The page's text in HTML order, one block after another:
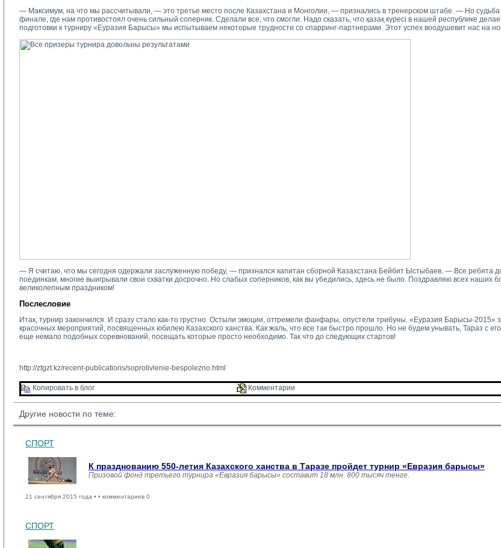
— Максимум, на что мы рассчитывали, — это третье место после Казахстана и Монголии, — признались в тренерском штабе. — Но судьба
финале, где нам противостоял очень сильный соперник. Сделали все, что смогли. Надо сказать, что қазақ күресі в нашей республике
подготовки к турниру «Еуразия Барысы» мы испытываем некоторые трудности со спарринг-партнерами. Этот успех воодушевит нас на
— Я считаю, что мы сегодня одержали заслуженную победу, — признался капитан сборной Казахстана Бейбит Ыстыбаев. — Все ребята
поединкам, многие выигрывали свои схватки досрочно. Но слабых соперников, как вы убедились, здесь не было. Поздравляю всех наших
великолепным праздником!
Послесловие
Итак, турнир закончился. И сразу стало как-то грустно. Остыли эмоции, отгремели фанфары, опустели трибуны. «Еуразия Барысы-2015»
красочных мероприятий, посвященных юбилею Казахского ханства. Как жаль, что все так быстро прошло. Но не будем унывать, Тараз с
еще немало подобных соревнований, посещать которые просто необходимо. Так что до следующих стартов!
http://ztgzt.kz/recent-publications/soprotivlenie-bespolezno.html
Копировать в блог Комментарии
Другие новости по теме:
СПОРТ
К празднованию 550-летия Казахского ханства в Таразе пройдет турнир «Евразия барысы»
Призовой фонд третьего турнира «Евразия барысы» составит 18 млн. 800 тысяч тенге.
21 сентября 2015 года • • комментариев 0
СПОРТ